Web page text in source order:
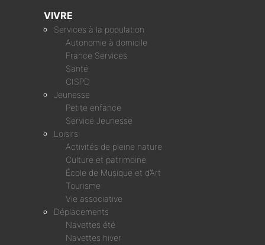
VIVRE
Services à la population
Autonomie à domicile
France Services
Santé
CISPD
Jeunesse
Petite enfance
Service Jeunesse
Loisirs
Activités de pleine nature
Culture et patrimoine
École de Musique et d’Art
Tourisme
Vie associative
Déplacements
Navettes été
Navettes hiver